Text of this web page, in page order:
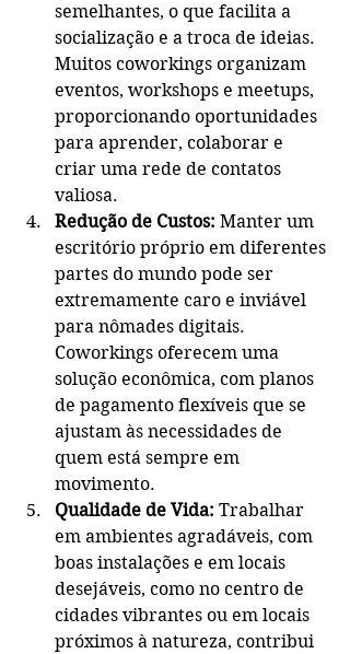
semelhantes, o que facilita a
socialização e a troca de ideias.
Muitos coworkings organizam
eventos, workshops e meetups,
proporcionando oportunidades
para aprender, colaborar e
criar uma rede de contatos
valiosa.
Redução de Custos: Manter um
escritório próprio em diferentes
partes do mundo pode ser
extremamente caro e inviável
para nômades digitais.
Coworkings oferecem uma
solução econômica, com planos
de pagamento flexíveis que se
ajustam às necessidades de
quem está sempre em
movimento.
Qualidade de Vida: Trabalhar
em ambientes agradáveis, com
boas instalações e em locais
desejáveis, como no centro de
cidades vibrantes ou em locais
próximos à natureza, contribui